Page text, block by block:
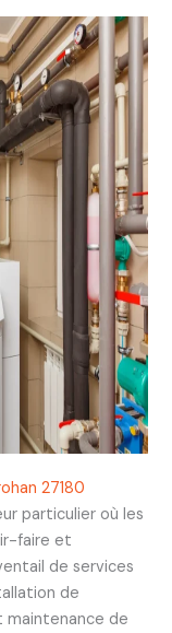
27180
particulier où les
faire et
de services
de
de